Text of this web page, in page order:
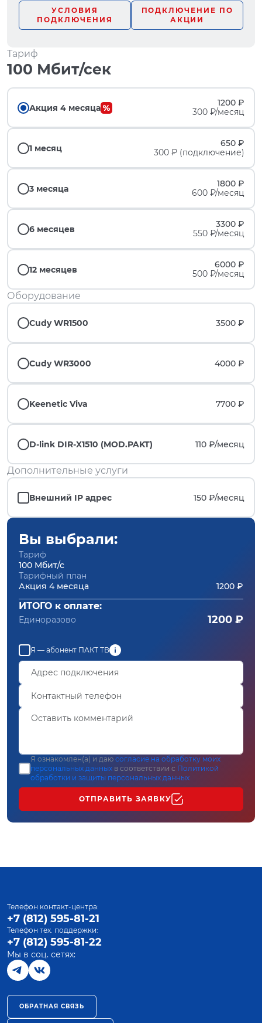
УСЛОВИЯ
ПОДКЛЮЧЕНИЯ
ПОДКЛЮЧЕНИЕ ПО
АКЦИИ
Тариф
100 Мбит/сек
Акция 4 месяца
1200 ₽
300 ₽/месяц
1 месяц
650 ₽
300 ₽ (подключение)
3 месяца
1800 ₽
600 ₽/месяц
6 месяцев
3300 ₽
550 ₽/месяц
12 месяцев
6000 ₽
500 ₽/месяц
Оборудование
Cudy WR1500 3500 ₽
Cudy WR3000 4000 ₽
Keenetic Viva 7700 ₽
D-link DIR-X1510 (MOD.PAKT) 110 ₽/месяц
Дополнительные услуги
Внешний IP адрес 150 ₽/месяц
Вы выбрали:
Тариф
100 Мбит/с
Тарифный план
Акция 4 месяца
1200 ₽
ИТОГО к оплате:
Единоразово 1200 ₽
Я — абонент ПАКТ ТВ
Я ознакомлен(а) и даю согласие на обработку моих
персональных данных в соответствии с Политикой
обработки и защиты персональных данных
ОТПРАВИТЬ ЗАЯВКУ
Телефон контакт-центра:
+7 (812) 595-81-21
Телефон тех. поддержки:
+7 (812) 595-81-22
Мы в соц. сетях:
ОБРАТНАЯ СВЯЗЬ